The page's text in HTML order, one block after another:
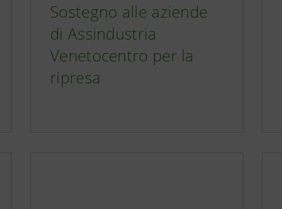
Sostegno alle aziende
di Assindustria
Venetocentro per la
ripresa